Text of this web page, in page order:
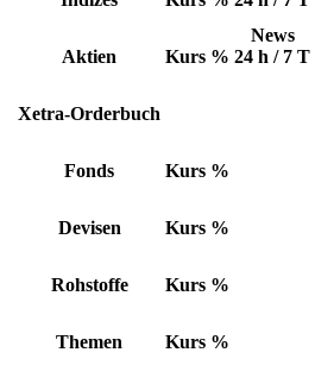
Aktien Kurs %
News
24 h / 7 T
Xetra-Orderbuch
Fonds Kurs %
Devisen Kurs %
Rohstoffe Kurs %
Themen Kurs %